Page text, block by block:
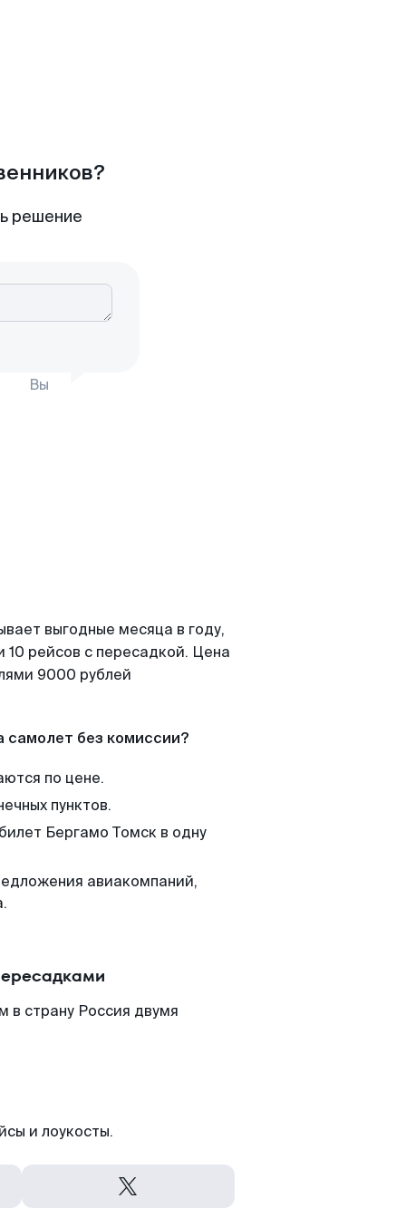
решение
Вы
выгодные месяца в году,
рейсов с пересадкой. Цена
9000 рублей
самолет без комиссии?
по цене.
пунктов.
Бергамо Томск в одну
авиакомпаний,
в страну Россия двумя
и лоукосты.